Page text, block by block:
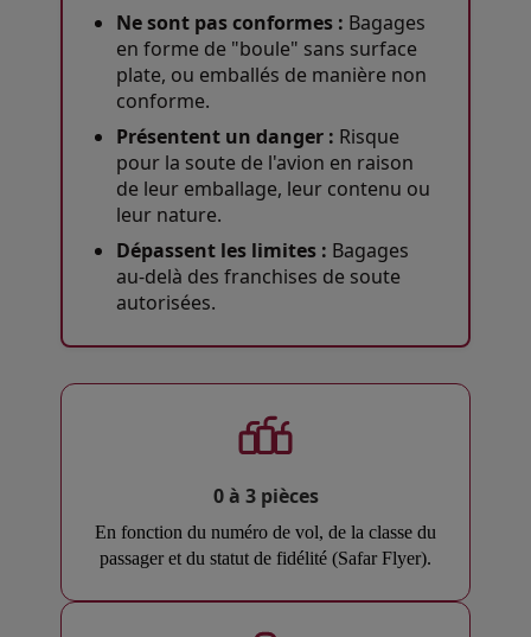
Ne sont pas conformes : Bagages
en forme de "boule" sans surface
plate, ou emballés de manière non
conforme.
Présentent un danger : Risque
pour la soute de l'avion en raison
de leur emballage, leur contenu ou
leur nature.
Dépassent les limites : Bagages
au-delà des franchises de soute
autorisées.
0 à 3 pièces
En fonction du numéro de vol, de la classe du
passager et du statut de fidélité (Safar Flyer).